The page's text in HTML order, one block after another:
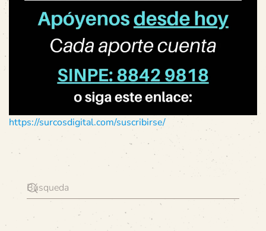
https://surcosdigital.com/suscribirse/